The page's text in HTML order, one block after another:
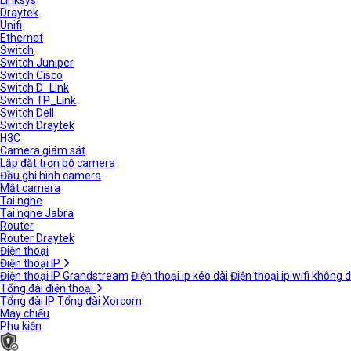
Draytek
Unifi
Ethernet
Switch
Switch Juniper
Switch Cisco
Switch D_Link
Switch TP_Link
Switch Dell
Switch Draytek
H3C
Camera giám sát
Lắp đặt trọn bộ camera
Đầu ghi hình camera
Mắt camera
Tai nghe
Tai nghe Jabra
Router
Router Draytek
Điện thoại
Điện thoại IP
Điện thoại IP Grandstream Điện thoại ip kéo dài Điện thoại ip wifi không
Tổng đài điện thoại
Tổng đài IP Tổng đài Xorcom
Máy chiếu
Phụ kiện